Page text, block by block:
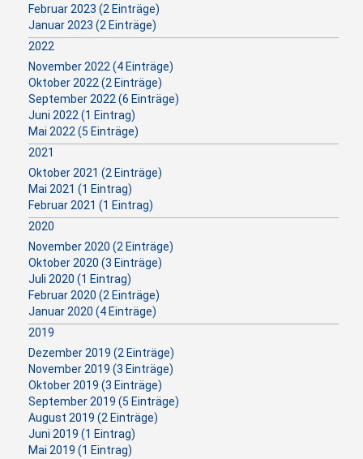
Februar 2023 (2 Einträge)
Januar 2023 (2 Einträge)
2022
November 2022 (4 Einträge)
Oktober 2022 (2 Einträge)
September 2022 (6 Einträge)
Juni 2022 (1 Eintrag)
Mai 2022 (5 Einträge)
2021
Oktober 2021 (2 Einträge)
Mai 2021 (1 Eintrag)
Februar 2021 (1 Eintrag)
2020
November 2020 (2 Einträge)
Oktober 2020 (3 Einträge)
Juli 2020 (1 Eintrag)
Februar 2020 (2 Einträge)
Januar 2020 (4 Einträge)
2019
Dezember 2019 (2 Einträge)
November 2019 (3 Einträge)
Oktober 2019 (3 Einträge)
September 2019 (5 Einträge)
August 2019 (2 Einträge)
Juni 2019 (1 Eintrag)
Mai 2019 (1 Eintrag)